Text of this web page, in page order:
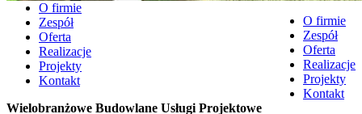
O firmie
Zespół
Oferta
Realizacje
Projekty
Kontakt
O firmie
Zespół
Oferta
Realizacje
Projekty
Kontakt
Wielobranżowe Budowlane Usługi Projektowe